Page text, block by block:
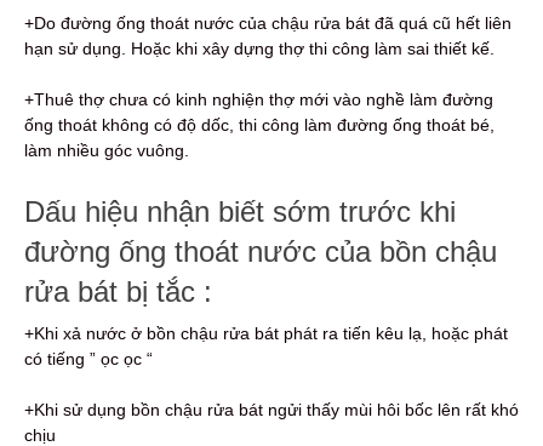
+Do đường ống thoát nước của chậu rửa bát đã quá cũ hết liên
hạn sử dụng. Hoặc khi xây dựng thợ thi công làm sai thiết kế.
+Thuê thợ chưa có kinh nghiện thợ mới vào nghề làm đường
ống thoát không có độ dốc, thi công làm đường ống thoát bé,
làm nhiều góc vuông.
Dấu hiệu nhận biết sớm trước khi
đường ống thoát nước của bồn chậu
rửa bát bị tắc :
+Khi xả nước ở bồn chậu rửa bát phát ra tiến kêu lạ, hoặc phát
có tiếng ” ọc ọc “
+Khi sử dụng bồn chậu rửa bát ngửi thấy mùi hôi bốc lên rất khó
chịu